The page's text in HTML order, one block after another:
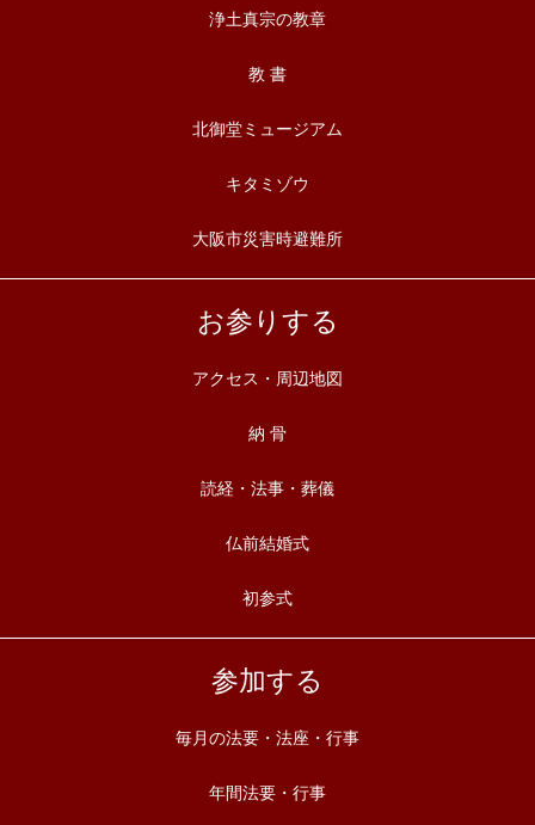
浄土真宗の教章
教 書
北御堂ミュージアム
キタミゾウ
大阪市災害時避難所
お参りする
アクセス・周辺地図
納 骨
読経・法事・葬儀
仏前結婚式
初参式
参加する
毎月の法要・法座・行事
年間法要・行事